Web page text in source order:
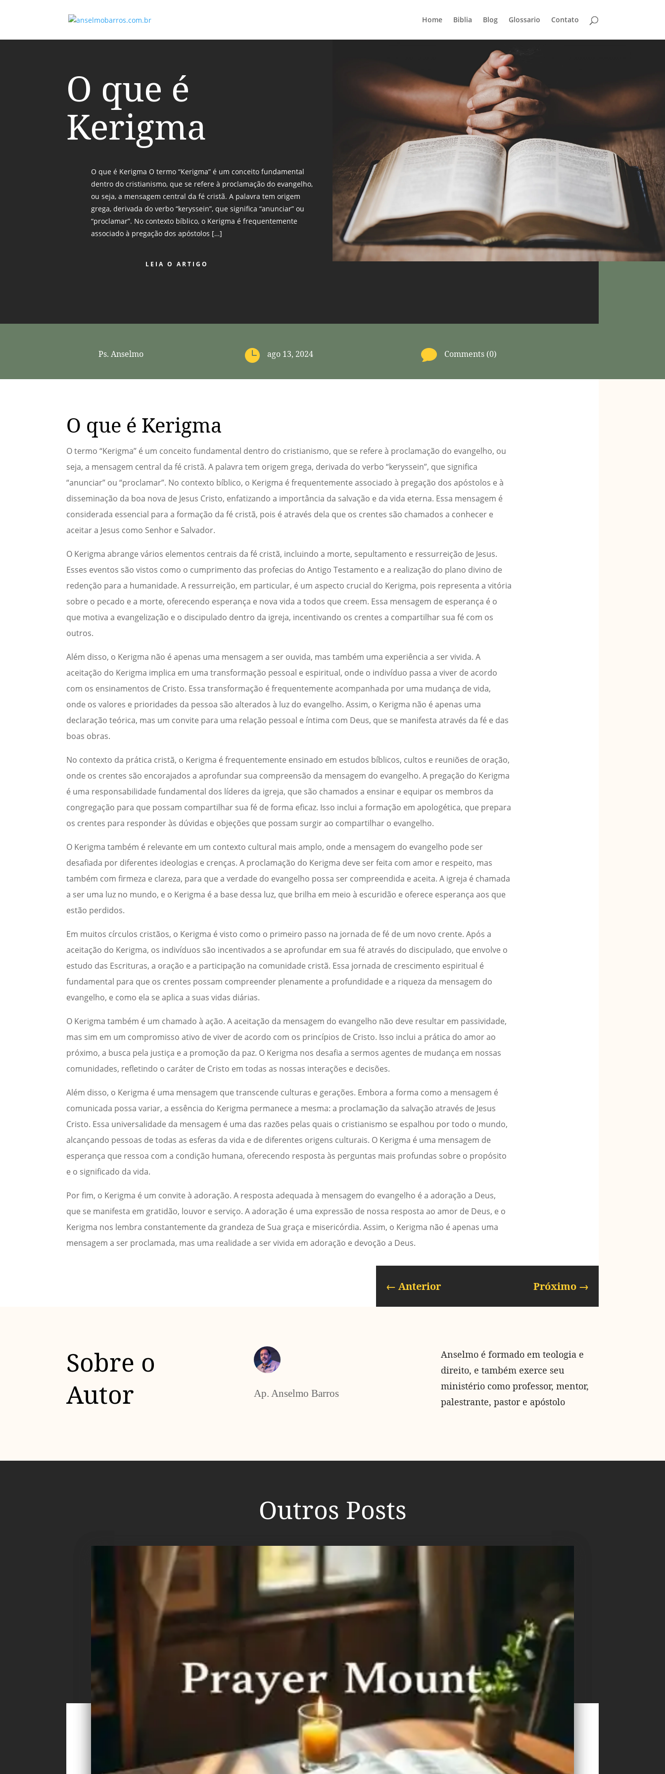
Home Biblia Blog Glossario Contato
O que é
Kerigma
O que é Kerigma O termo “Kerigma” é um conceito fundamental
dentro do cristianismo, que se refere à proclamação do evangelho,
ou seja, a mensagem central da fé cristã. A palavra tem origem
grega, derivada do verbo “keryssein”, que significa “anunciar” ou
“proclamar”. No contexto bíblico, o Kerigma é frequentemente
associado à pregação dos apóstolos […]
LEIA O ARTIGO
Ps. Anselmo  ago 13, 2024  Comments (0)
O que é Kerigma
O termo “Kerigma” é um conceito fundamental dentro do cristianismo, que se refere à proclamação do evangelho, ou
seja, a mensagem central da fé cristã. A palavra tem origem grega, derivada do verbo “keryssein”, que significa
“anunciar” ou “proclamar”. No contexto bíblico, o Kerigma é frequentemente associado à pregação dos apóstolos e à
disseminação da boa nova de Jesus Cristo, enfatizando a importância da salvação e da vida eterna. Essa mensagem é
considerada essencial para a formação da fé cristã, pois é através dela que os crentes são chamados a conhecer e
aceitar a Jesus como Senhor e Salvador.
O Kerigma abrange vários elementos centrais da fé cristã, incluindo a morte, sepultamento e ressurreição de Jesus.
Esses eventos são vistos como o cumprimento das profecias do Antigo Testamento e a realização do plano divino de
redenção para a humanidade. A ressurreição, em particular, é um aspecto crucial do Kerigma, pois representa a vitória
sobre o pecado e a morte, oferecendo esperança e nova vida a todos que creem. Essa mensagem de esperança é o
que motiva a evangelização e o discipulado dentro da igreja, incentivando os crentes a compartilhar sua fé com os
outros.
Além disso, o Kerigma não é apenas uma mensagem a ser ouvida, mas também uma experiência a ser vivida. A
aceitação do Kerigma implica em uma transformação pessoal e espiritual, onde o indivíduo passa a viver de acordo
com os ensinamentos de Cristo. Essa transformação é frequentemente acompanhada por uma mudança de vida,
onde os valores e prioridades da pessoa são alterados à luz do evangelho. Assim, o Kerigma não é apenas uma
declaração teórica, mas um convite para uma relação pessoal e íntima com Deus, que se manifesta através da fé e das
boas obras.
No contexto da prática cristã, o Kerigma é frequentemente ensinado em estudos bíblicos, cultos e reuniões de oração,
onde os crentes são encorajados a aprofundar sua compreensão da mensagem do evangelho. A pregação do Kerigma
é uma responsabilidade fundamental dos líderes da igreja, que são chamados a ensinar e equipar os membros da
congregação para que possam compartilhar sua fé de forma eficaz. Isso inclui a formação em apologética, que prepara
os crentes para responder às dúvidas e objeções que possam surgir ao compartilhar o evangelho.
O Kerigma também é relevante em um contexto cultural mais amplo, onde a mensagem do evangelho pode ser
desafiada por diferentes ideologias e crenças. A proclamação do Kerigma deve ser feita com amor e respeito, mas
também com firmeza e clareza, para que a verdade do evangelho possa ser compreendida e aceita. A igreja é chamada
a ser uma luz no mundo, e o Kerigma é a base dessa luz, que brilha em meio à escuridão e oferece esperança aos que
estão perdidos.
Em muitos círculos cristãos, o Kerigma é visto como o primeiro passo na jornada de fé de um novo crente. Após a
aceitação do Kerigma, os indivíduos são incentivados a se aprofundar em sua fé através do discipulado, que envolve o
estudo das Escrituras, a oração e a participação na comunidade cristã. Essa jornada de crescimento espiritual é
fundamental para que os crentes possam compreender plenamente a profundidade e a riqueza da mensagem do
evangelho, e como ela se aplica a suas vidas diárias.
O Kerigma também é um chamado à ação. A aceitação da mensagem do evangelho não deve resultar em passividade,
mas sim em um compromisso ativo de viver de acordo com os princípios de Cristo. Isso inclui a prática do amor ao
próximo, a busca pela justiça e a promoção da paz. O Kerigma nos desafia a sermos agentes de mudança em nossas
comunidades, refletindo o caráter de Cristo em todas as nossas interações e decisões.
Além disso, o Kerigma é uma mensagem que transcende culturas e gerações. Embora a forma como a mensagem é
comunicada possa variar, a essência do Kerigma permanece a mesma: a proclamação da salvação através de Jesus
Cristo. Essa universalidade da mensagem é uma das razões pelas quais o cristianismo se espalhou por todo o mundo,
alcançando pessoas de todas as esferas da vida e de diferentes origens culturais. O Kerigma é uma mensagem de
esperança que ressoa com a condição humana, oferecendo resposta às perguntas mais profundas sobre o propósito
e o significado da vida.
Por fim, o Kerigma é um convite à adoração. A resposta adequada à mensagem do evangelho é a adoração a Deus,
que se manifesta em gratidão, louvor e serviço. A adoração é uma expressão de nossa resposta ao amor de Deus, e o
Kerigma nos lembra constantemente da grandeza de Sua graça e misericórdia. Assim, o Kerigma não é apenas uma
mensagem a ser proclamada, mas uma realidade a ser vivida em adoração e devoção a Deus.
← Anterior Próximo→
Sobre o
Autor
Ap. Anselmo Barros
Anselmo é formado em teologia e
direito, e também exerce seu
ministério como professor, mentor,
palestrante, pastor e apóstolo
Outros Posts